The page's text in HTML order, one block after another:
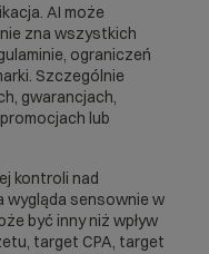
AI może
zna wszystkich
ograniczeń
Szczególnie
gwarancjach,
lub
kontroli nad
wygląda sensownie w
być inny niż wpływ
target CPA, target